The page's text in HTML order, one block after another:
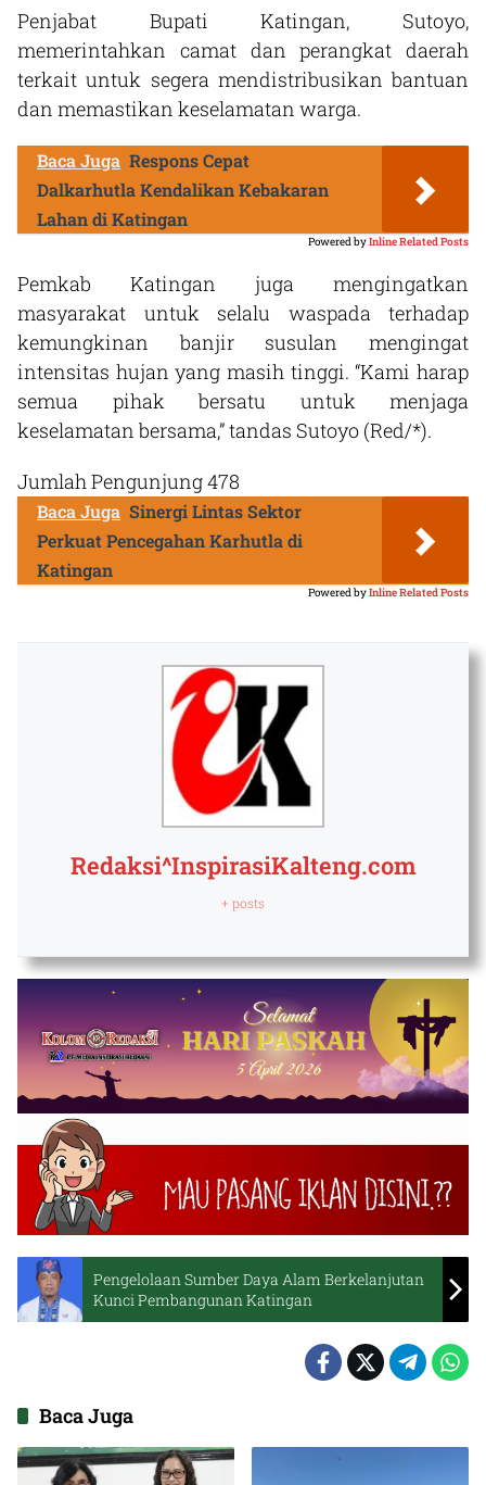
Penjabat Bupati Katingan, Sutoyo,
memerintahkan camat dan perangkat daerah
terkait untuk segera mendistribusikan bantuan
dan memastikan keselamatan warga.
Baca Juga Respons Cepat
Dalkarhutla Kendalikan Kebakaran
Lahan di Katingan
Powered byInline Related Posts
Pemkab Katingan juga mengingatkan
masyarakat untuk selalu waspada terhadap
kemungkinan banjir susulan mengingat
intensitas hujan yang masih tinggi. “Kami harap
semua pihak bersatu untuk menjaga
keselamatan bersama,” tandas Sutoyo (Red/*).
Jumlah Pengunjung478
Baca Juga Sinergi Lintas Sektor
Perkuat Pencegahan Karhutla di
Katingan
Powered byInline Related Posts
Redaksi^InspirasiKalteng.com
+ posts
Pengelolaan Sumber Daya Alam Berkelanjutan
Kunci Pembangunan Katingan
Baca Juga